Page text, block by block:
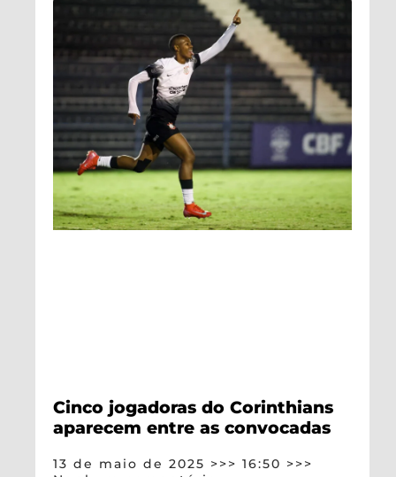
Cinco jogadoras do Corinthians
aparecem entre as convocadas
13 de maio de 2025
16:50